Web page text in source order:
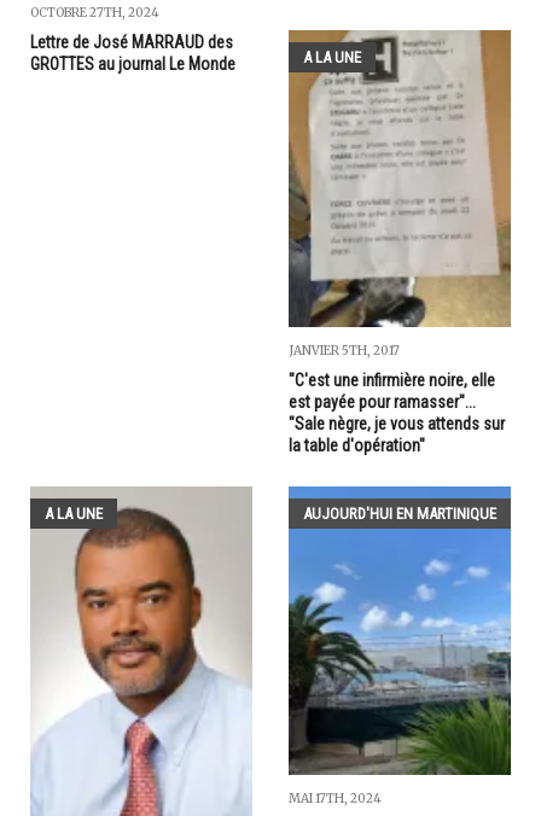
OCTOBRE 27TH, 2024
Lettre de José MARRAUD des
GROTTES au journal Le Monde
A LA UNE
JANVIER 5TH, 2017
"C'est une infirmière noire, elle
est payée pour ramasser"...
"Sale nègre, je vous attends sur
la table d'opération"
A LA UNE AUJOURD'HUI EN MARTINIQUE
MAI 17TH, 2024